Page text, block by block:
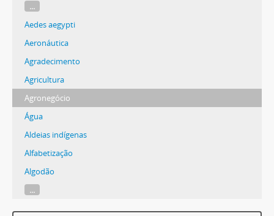
...
Aedes aegypti
Aeronáutica
Agradecimento
Agricultura
Agronegócio
Água
Aldeias indígenas
Alfabetização
Algodão
...